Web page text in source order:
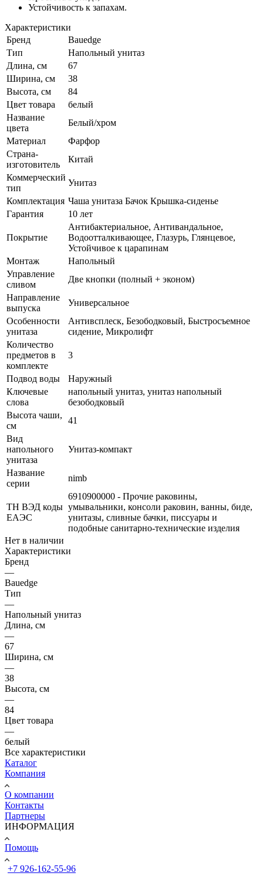
Устойчивость к запахам.
Характеристики
Бренд
Bauedge
Тип
Напольный унитаз
Длина, см
67
Ширина, см
38
Высота, см
84
Цвет товара
белый
Название
цвета
Белый/хром
Материал
Фарфор
Страна-
изготовитель
Китай
Коммерческий
тип
Унитаз
Комплектация Чаша унитаза Бачок Крышка-сиденье
Гарантия
10 лет
Покрытие
Антибактериальное, Антивандальное,
Водоотталкивающее, Глазурь, Глянцевое,
Устойчивое к царапинам
Монтаж
Напольный
Управление
сливом
Две кнопки (полный + эконом)
Направление
выпуска
Универсальное
Особенности
унитаза
Антивсплеск, Безободковый, Быстросъемное
сидение, Микролифт
Количество
предметов в
комплекте
3
Подвод воды
Наружный
Ключевые
слова
напольный унитаз, унитаз напольный
безободковый
Высота чаши,
см
41
Вид
напольного
унитаза
Унитаз-компакт
Название
серии
nimb
ТН ВЭД коды
ЕАЭС
6910900000 - Прочие раковины,
умывальники, консоли раковин, ванны, биде,
унитазы, сливные бачки, писсуары и
подобные санитарно-технические изделия
Нет в наличии
Характеристики
Бренд
—
Bauedge
Тип
—
Напольный унитаз
Длина, см
—
67
Ширина, см
—
38
Высота, см
—
84
Цвет товара
—
белый
Все характеристики
Каталог
Компания
О компании
Контакты
Партнеры
ИНФОРМАЦИЯ
Помощь
+7 926-162-55-96